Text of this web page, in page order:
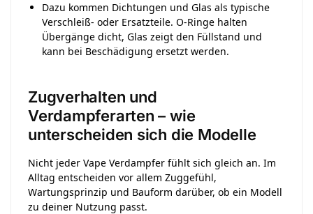
Dazu kommen Dichtungen und Glas als typische
Verschleiß- oder Ersatzteile. O-Ringe halten
Übergänge dicht, Glas zeigt den Füllstand und
kann bei Beschädigung ersetzt werden.
Zugverhalten und
Verdampferarten – wie
unterscheiden sich die Modelle
Nicht jeder Vape Verdampfer fühlt sich gleich an. Im
Alltag entscheiden vor allem Zuggefühl,
Wartungsprinzip und Bauform darüber, ob ein Modell
zu deiner Nutzung passt.